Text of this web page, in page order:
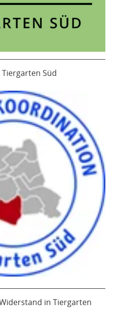
Süd
in Tiergarten